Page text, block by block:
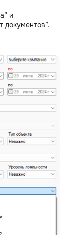
и
документов”.